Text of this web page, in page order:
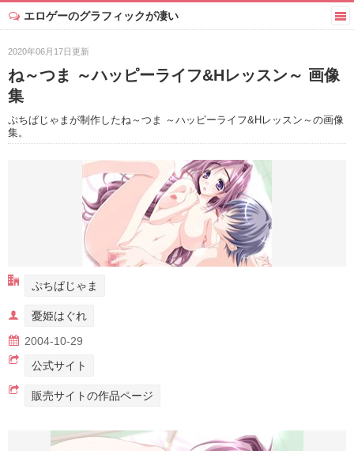
エロゲーのグラフィックが凄い
2020年06月17日更新
ね～つま ～ハッピーライフ&Hレッスン～ 画像
集
ぷちぱじゃまが制作したね～つま ～ハッピーライフ&Hレッスン～の画像
集。
ぷちぱじゃま
憂姫はぐれ
2004-10-29
公式サイト
販売サイトの作品ページ